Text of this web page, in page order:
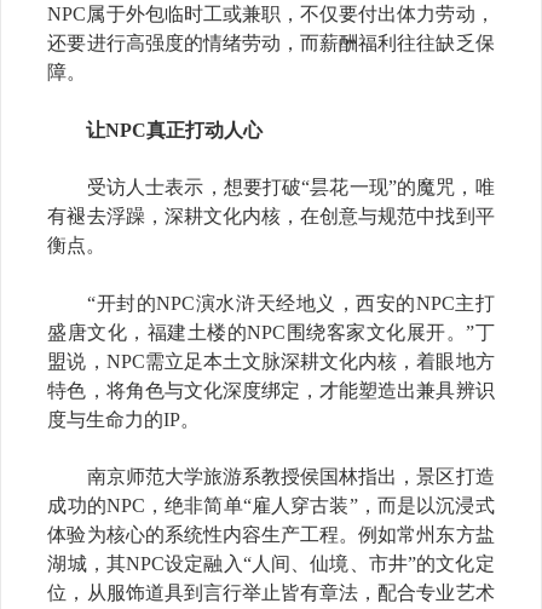
NPC属于外包临时工或兼职，不仅要付出体力劳动，
还要进行高强度的情绪劳动，而薪酬福利往往缺乏保
障。
让NPC真正打动人心
受访人士表示，想要打破“昙花一现”的魔咒，唯
有褪去浮躁，深耕文化内核，在创意与规范中找到平
衡点。
“开封的NPC演水浒天经地义，西安的NPC主打
盛唐文化，福建土楼的NPC围绕客家文化展开。”丁
盟说，NPC需立足本土文脉深耕文化内核，着眼地方
特色，将角色与文化深度绑定，才能塑造出兼具辨识
度与生命力的IP。
南京师范大学旅游系教授侯国林指出，景区打造
成功的NPC，绝非简单“雇人穿古装”，而是以沉浸式
体验为核心的系统性内容生产工程。例如常州东方盐
湖城，其NPC设定融入“人间、仙境、市井”的文化定
位，从服饰道具到言行举止皆有章法，配合专业艺术